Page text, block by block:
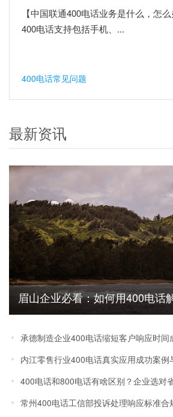
【中国联通400电话业务是什么，怎
400电话支持包括手机、...
400电话常见问题
最新资讯
眉山企业必看：如何用400电话
低的难题
承德制造企业400电话缩短客户响应时间
内江零售行业400电话真实应用成功案例
400电话和800电话有啥区别？企业选对
常州400电话工信部投诉处理响应标准合